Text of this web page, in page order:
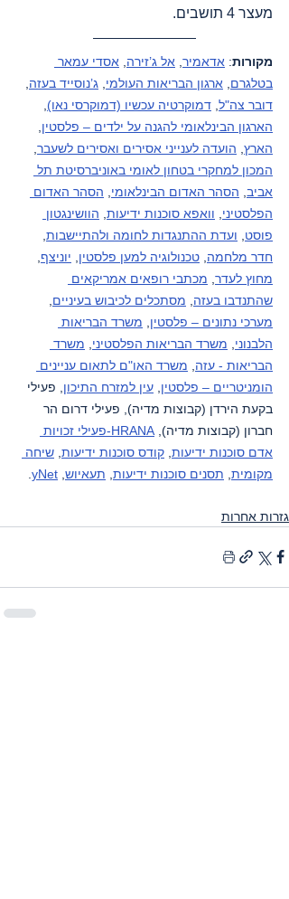
מעצר 4 תושבים.
מקורות: אדאמיר אל ג’זירה
אסדי עמאר
בטלגרם
ארגון הבריאות העולמי ג’נוסייד בעזה
דובר צה"ל דמוקרטיה עכשיו (דמוקרסי נאו)
הארגון הבינלאומי להגנה על ילדים – פלסטין
הארץ הועדה לענייני אסירים ואסירים לשעבר
המכון למחקרי בטחון לאומי באוניברסיטת תל
אביב הסהר האדום הבינלאומי
הסהר האדום
הפלסטיני
וואפא סוכנות ידיעות הוושינגטון
פוסט
ועדת ההתנגדות לחומה ולהתיישבות
חדר מלחמה טכנולוגיה למען פלסטין יוניצף
מחוץ לעדר מכתבי רופאים אמריקאים
שהתנדבו בעזה
מסתכלים לכיבוש בעיניים
מערכי נתונים – פלסטין
משרד הבריאות
הלבנוני
משרד הבריאות הפלסטיני
משרד
הבריאות - עזה
משרד האו"ם לתאום עניינים
הומניטריים – פלסטין עין למזרח התיכון , פעילי
בקעת הירדן (קבוצות מדיה), פעילי דרום הר
חברון (קבוצות מדיה),
HRANA-פעילי זכויות
אדם סוכנות ידיעות קודס סוכנות ידיעות שיחה
מקומית תסנים סוכנות ידיעות תעאיוש yNet
גזרות אחרות